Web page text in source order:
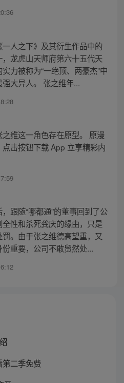
人之下》及其衍生作品中的
龙虎山天师府第六十五代天
力被称为“一绝顶、两豪杰”中
大异人。 张之维年...
维这一角色存在原型。 原漫
击按钮下载 App 立享精彩内
跟随“哪都通”的董事回到了公
性和杀死龚庆的缘由，只是
。由于张之维德高望重，又
重要，公司不敢贸然处...
二季免费